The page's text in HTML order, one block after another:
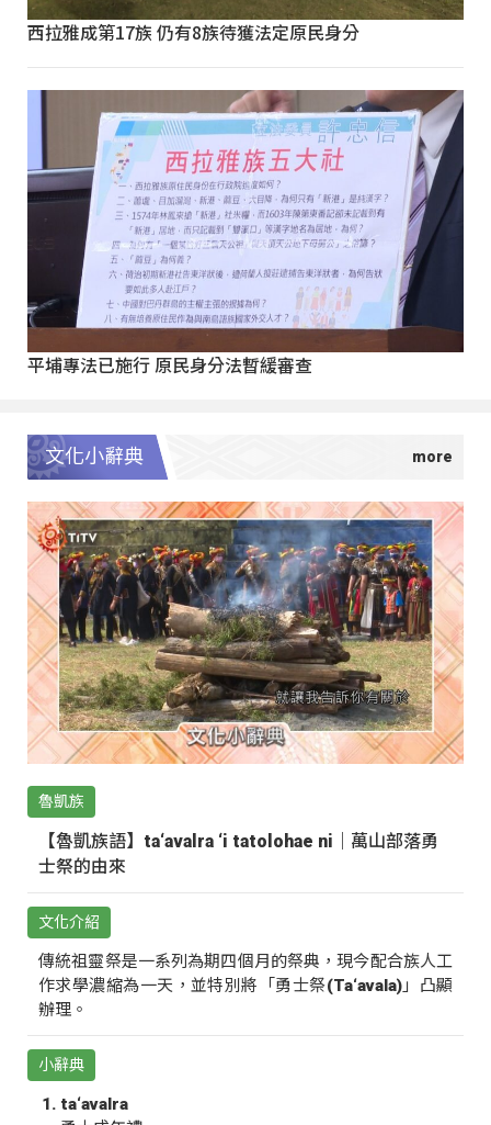
西拉雅成第17族 仍有8族待獲法定原民身分
平埔專法已施行 原民身分法暫緩審查
文化小辭典
魯凱族
【魯凱族語】ta‘avalra ‘i tatolohae ni｜萬山部落勇
士祭的由來
文化介紹
傳統祖靈祭是一系列為期四個月的祭典，現今配合族人工
作求學濃縮為一天，並特別將「勇士祭(Ta‘avala)」凸顯
辦理。
小辭典
ta‘avalra